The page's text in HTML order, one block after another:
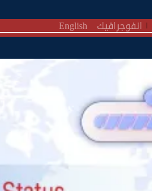
انفوجرافيك English